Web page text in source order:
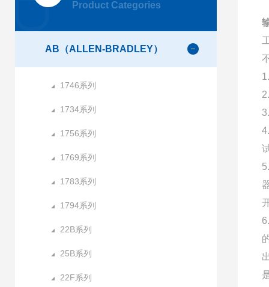
Product Categories
AB（ALLEN-BRADLEY）
1746系列
1734系列
1756系列
1769系列
1783系列
1794系列
22B系列
25B系列
22F系列